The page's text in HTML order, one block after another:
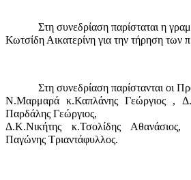
Στη συνεδρίαση παρίσταται η
Κωτσίδη Αικατερίνη για την τήρηση των
Στη συνεδρίαση παρίστανται οι
Ν.Μαρμαρά κ.Καπλάνης Γεώργιος ,
Παρδάλης Γεώργιος,
Δ.Κ.Νικήτης κ.Τσολίδης
Παγώνης Τριαντάφυλλος.